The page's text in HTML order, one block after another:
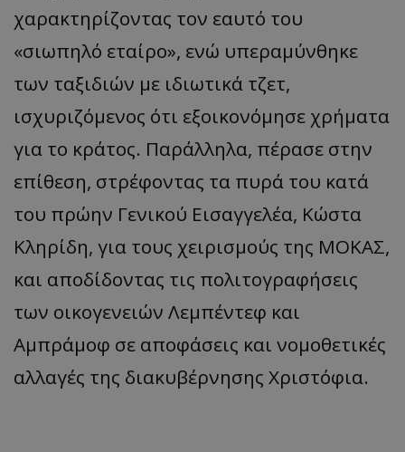
χαρακτηρίζοντας τον εαυτό του
«σιωπηλό εταίρο», ενώ υπεραμύνθηκε
των ταξιδιών με ιδιωτικά τζετ,
ισχυριζόμενος ότι εξοικονόμησε χρήματα
για το κράτος. Παράλληλα, πέρασε στην
επίθεση, στρέφοντας τα πυρά του κατά
του πρώην Γενικού Εισαγγελέα, Κώστα
Κληρίδη, για τους χειρισμούς της ΜΟΚΑΣ,
και αποδίδοντας τις πολιτογραφήσεις
των οικογενειών Λεμπέντεφ και
Αμπράμοφ σε αποφάσεις και νομοθετικές
αλλαγές της διακυβέρνησης Χριστόφια.